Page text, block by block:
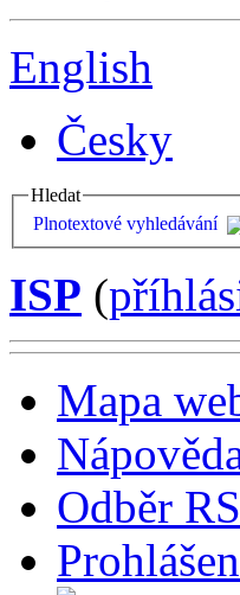
English
Česky
Hledat
Plnotextové vyhledávání
ISP (
Mapa
Odběr